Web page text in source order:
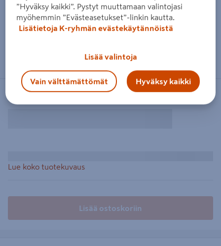
Lue koko tuotekuvaus
Lisää ostoskoriin
”Hyväksy kaikki”. Pystyt muuttamaan valintojasi
myöhemmin ”Evästeasetukset”-linkin kautta.
Lisätietoja K-ryhmän evästekäytännöistä
Lisää valintoja
Vain välttämättömät Hyväksy kaikki